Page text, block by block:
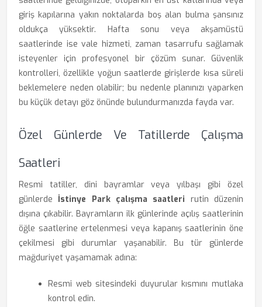
giriş kapılarına yakın noktalarda boş alan bulma şansınız
oldukça yüksektir. Hafta sonu veya akşamüstü
saatlerinde ise vale hizmeti, zaman tasarrufu sağlamak
isteyenler için profesyonel bir çözüm sunar. Güvenlik
kontrolleri, özellikle yoğun saatlerde girişlerde kısa süreli
beklemelere neden olabilir; bu nedenle planınızı yaparken
bu küçük detayı göz önünde bulundurmanızda fayda var.
Özel Günlerde Ve Tatillerde Çalışma
Saatleri
Resmi tatiller, dini bayramlar veya yılbaşı gibi özel
günlerde İstinye Park çalışma saatleri rutin düzenin
dışına çıkabilir. Bayramların ilk günlerinde açılış saatlerinin
öğle saatlerine ertelenmesi veya kapanış saatlerinin öne
çekilmesi gibi durumlar yaşanabilir. Bu tür günlerde
mağduriyet yaşamamak adına:
Resmi web sitesindeki duyurular kısmını mutlaka
kontrol edin.